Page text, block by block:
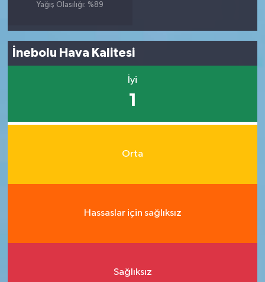
Yağış Olasılığı: %89
İnebolu Hava Kalitesi
İyi
1
Orta
Hassaslar için sağlıksız
Sağlıksız